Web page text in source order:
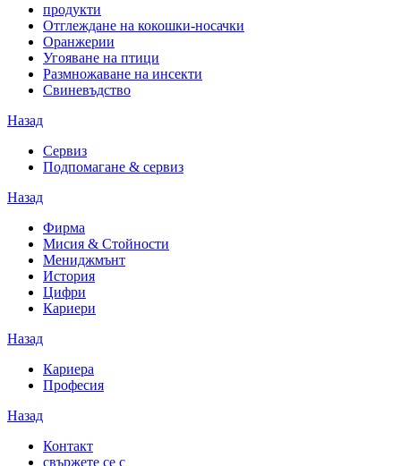
продукти
Отглеждане на кокошки-носачки
Оранжерии
Угояване на птици
Размножаване на инсекти
Свиневъдство
Назад
Сервиз
Подпомагане & сервиз
Назад
Фирма
Мисия & Стойности
Мениджмънт
История
Цифри
Кариери
Назад
Кариера
Професия
Назад
Контакт
свържете се с